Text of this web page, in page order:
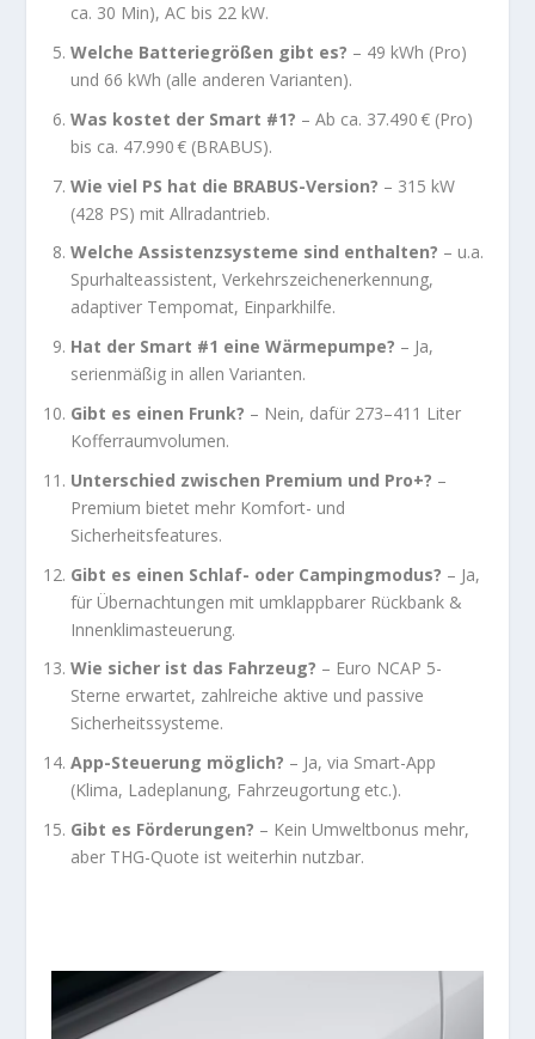
ca. 30 Min), AC bis 22 kW.
Welche Batteriegrößen gibt es? – 49 kWh (Pro)
und 66 kWh (alle anderen Varianten).
Was kostet der Smart #1? – Ab ca. 37.490 € (Pro)
bis ca. 47.990 € (BRABUS).
Wie viel PS hat die BRABUS-Version? – 315 kW
(428 PS) mit Allradantrieb.
Welche Assistenzsysteme sind enthalten? – u.a.
Spurhalteassistent, Verkehrszeichenerkennung,
adaptiver Tempomat, Einparkhilfe.
Hat der Smart #1 eine Wärmepumpe? – Ja,
serienmäßig in allen Varianten.
Gibt es einen Frunk? – Nein, dafür 273–411 Liter
Kofferraumvolumen.
Unterschied zwischen Premium und Pro+? –
Premium bietet mehr Komfort- und
Sicherheitsfeatures.
Gibt es einen Schlaf- oder Campingmodus? – Ja,
für Übernachtungen mit umklappbarer Rückbank &
Innenklimasteuerung.
Wie sicher ist das Fahrzeug? – Euro NCAP 5-
Sterne erwartet, zahlreiche aktive und passive
Sicherheitssysteme.
App-Steuerung möglich? – Ja, via Smart-App
(Klima, Ladeplanung, Fahrzeugortung etc.).
Gibt es Förderungen? – Kein Umweltbonus mehr,
aber THG-Quote ist weiterhin nutzbar.